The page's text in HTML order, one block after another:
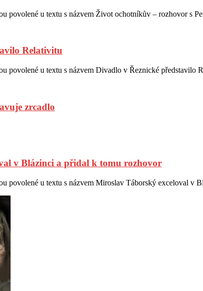
povolené u textu s názvem Život ochotníkův – rozhovor s
Relativitu
povolené u textu s názvem Divadlo v Řeznické představilo
zrcadlo
v Blázinci a přidal k tomu rozhovor
povolené u textu s názvem Miroslav Táborský exceloval v